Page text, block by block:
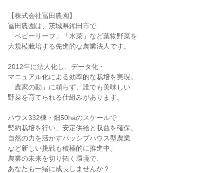
【株式会社冨田農園】
冨田農園は、茨城県鉾田市で
「ベビーリーフ」「水菜」など葉物野菜を
大規模栽培する先進的な農業法人です。
2012年に法人化し、データ化・
マニュアル化による効率的な栽培を実現。
「農家の勘」に頼らず、誰でも美味しい
野菜を育てられる仕組みがあります。
ハウス332棟・畑50haのスケールで
契約栽培を行い、安定供給と収益を確保。
自然の力を活かすパッシブハウス型農業
など新しい挑戦も積極的に推進中。
農業の未来を切り拓く環境で、
あなたも一緒に成長しませんか？